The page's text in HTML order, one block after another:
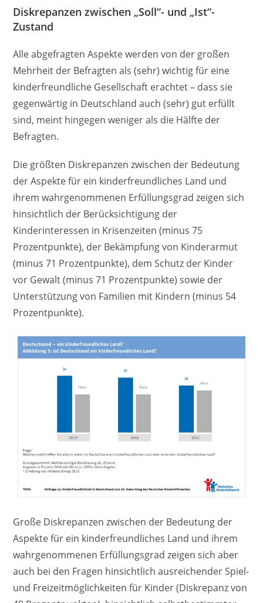
Diskrepanzen zwischen „Soll“- und „Ist“-
Zustand
Alle abgefragten Aspekte werden von der großen
Mehrheit der Befragten als (sehr) wichtig für eine
kinderfreundliche Gesellschaft erachtet – dass sie
gegenwärtig in Deutschland auch (sehr) gut erfüllt
sind, meint hingegen weniger als die Hälfte der
Befragten.
Die größten Diskrepanzen zwischen der Bedeutung
der Aspekte für ein kinderfreundliches Land und
ihrem wahrgenommenen Erfüllungsgrad zeigen sich
hinsichtlich der Berücksichtigung der
Kinderinteressen in Krisenzeiten (minus 75
Prozentpunkte), der Bekämpfung von Kinderarmut
(minus 71 Prozentpunkte), dem Schutz der Kinder
vor Gewalt (minus 71 Prozentpunkte) sowie der
Unterstützung von Familien mit Kindern (minus 54
Prozentpunkte).
Große Diskrepanzen zwischen der Bedeutung der
Aspekte für ein kinderfreundliches Land und ihrem
wahrgenommenen Erfüllungsgrad zeigen sich aber
auch bei den Fragen hinsichtlich ausreichender Spiel-
und Freizeitmöglichkeiten für Kinder (Diskrepanz von